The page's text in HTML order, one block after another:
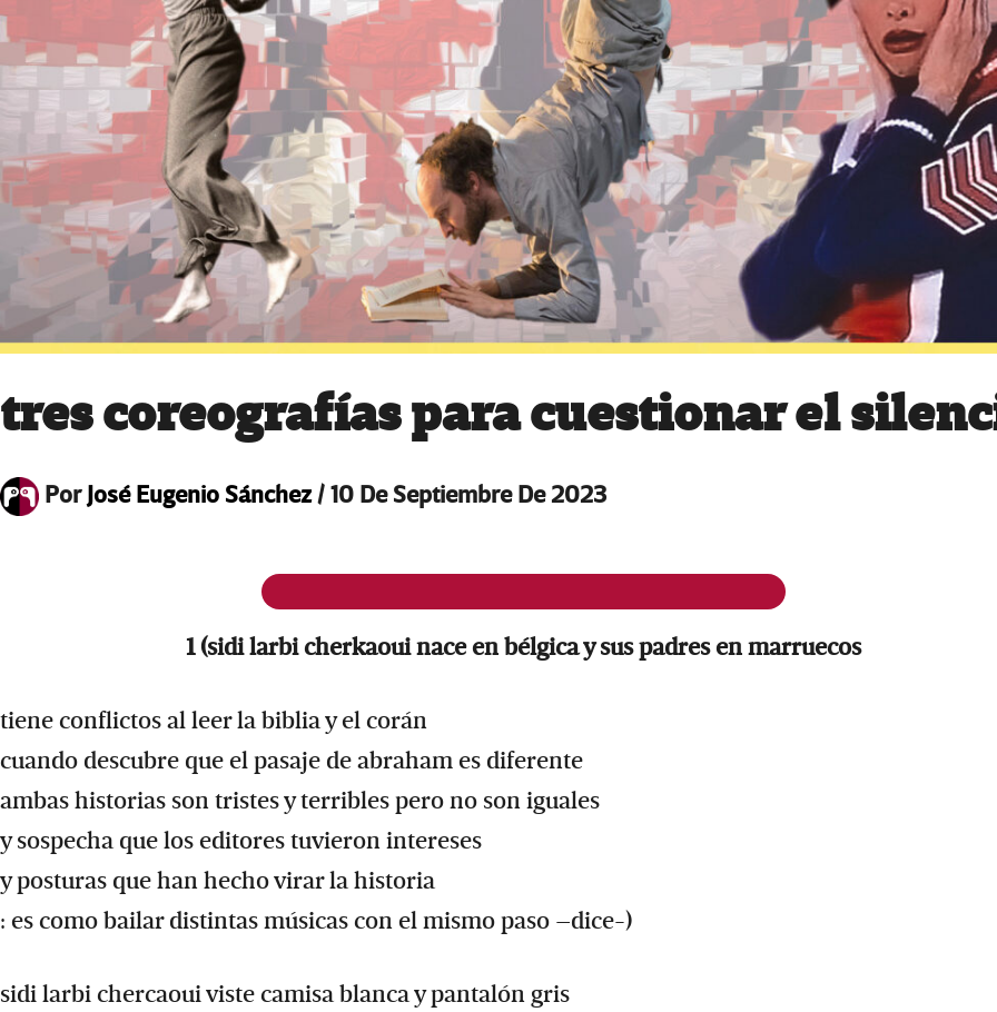
tres coreografías para cuestionar el
PorJosé Eugenio Sánchez/10 De Septiembre De 2023
1 (sidi larbi cherkaoui nace en bélgica y sus padres en marruecos
tiene conflictos al leer la biblia y el corán
cuando descubre que el pasaje de abraham es diferente
ambas historias son tristes y terribles pero no son iguales
y sospecha que los editores tuvieron intereses
y posturas que han hecho virar la historia
: es como bailar distintas músicas con el mismo paso –dice-)
sidi larbi chercaoui viste camisa blanca y pantalón gris